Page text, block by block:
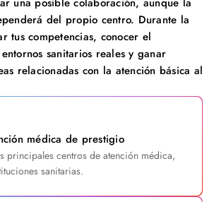
del propio centro. Durante la
tus competencias, conocer el
sanitarios reales y ganar
relacionadas con la atención básica al
médica de prestigio
principales centros de atención médica,
sanitarias.